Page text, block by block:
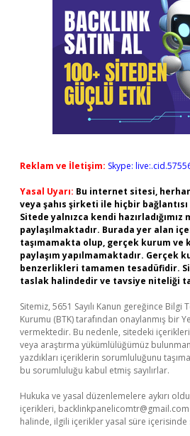
Reklam ve İletişim: Skype:
Yasal Uyarı: Bu internet sitesi,
veya şahıs şirketi ile hiçbir
Sitede yalnızca kendi
paylaşılmaktadır. Burada yer alan
taşımamakta olup, gerçek kurum ve
paylaşım yapılmamaktadır. Gerçek
benzerlikleri tamamen tesadüfidir.
taslak halindedir ve tavsiye niteliği
Sitemiz, 5651 Sayılı Kanun gereğince
Kurumu (BTK) tarafından onaylanmış bir
vermektedir. Bu nedenle, sitedeki
veya araştırma yükümlülüğümüz
yazdıkları içeriklerin sorumluluğunu
bu sorumluluğu kabul etmiş sayılırlar.
Hukuka ve yasal düzenlemelere aykırı
içerikleri, backlinkpanelicomtr@gmail.com
halinde, ilgili içerikler yasal süre içerisinde